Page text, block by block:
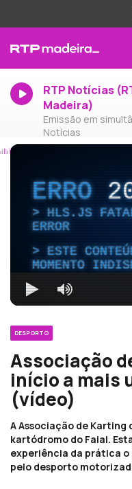
RTP Notícias
Madeira)
Emissão em
Notícias
ERRO
HLS.JS
ERROR
ESTE
MOMENTO
DESPORTO
Associação
início a mais
(vídeo)
A Associação de Karting
kartódromo do Faial.
experiência da prática
pelo desporto